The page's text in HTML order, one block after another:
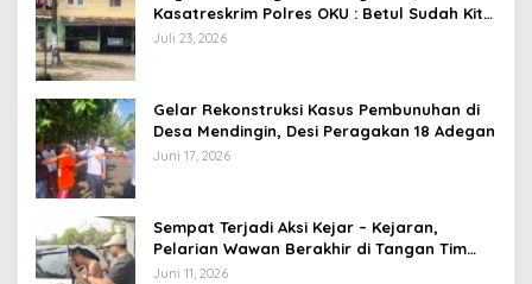
Kasatreskrim Polres OKU : Betul Sudah Kita
Pasang Police Line
Juli 23, 2026
Gelar Rekonstruksi Kasus Pembunuhan di
Desa Mendingin, Desi Peragakan 18 Adegan
Juni 17, 2026
Sempat Terjadi Aksi Kejar – Kejaran,
Pelarian Wawan Berakhir di Tangan Tim
Opsnal Polsek Lubuk Batang, Kaki
Juni 11, 2026